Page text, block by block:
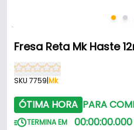
Fresa Reta Mk Haste
SKU 7759|Mk
ÓTIMA HORA PARA
TERMINA EM 00:00:00.000